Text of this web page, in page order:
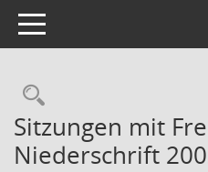
Toggle navigation
Sitzungen mit
Niederschrift